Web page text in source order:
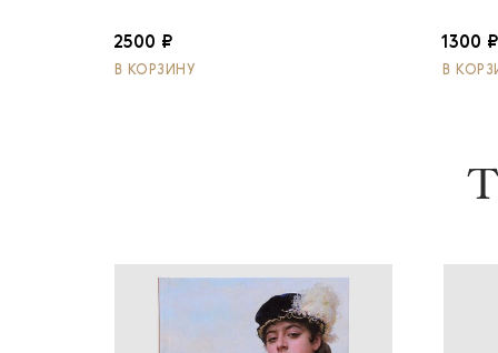
2500 ₽
В КОРЗИНУ
1300 ₽
В